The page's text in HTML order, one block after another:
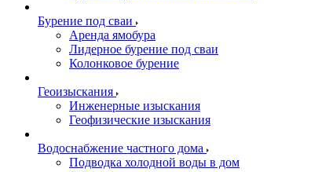
Бурение под сваи
Аренда ямобура
Лидерное бурение под сваи
Колонковое бурение
Геоизыскания
Инженерные изыскания
Геофизические изыскания
Водоснабжение частного дома
Подводка холодной воды в дом